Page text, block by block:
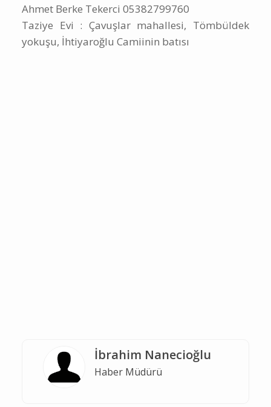
Ahmet Berke Tekerci 05382799760
Taziye Evi : Çavuşlar mahallesi, Tömbüldek
yokuşu, İhtiyaroğlu Camiinin batısı
İbrahim Nanecioğlu
Haber Müdürü